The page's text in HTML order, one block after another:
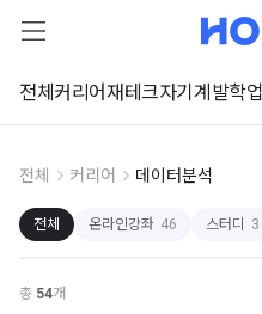
전체 커리어재테크자기계발학업
전체 커리어 데이터분석
전체 온라인강좌 46 스터디 3
총 54개